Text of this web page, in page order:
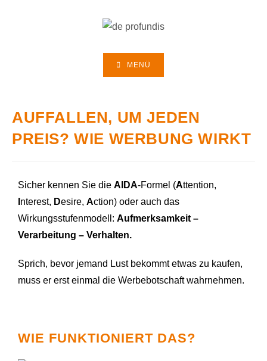
MENÜ
AUFFALLEN, UM JEDEN
PREIS? WIE WERBUNG WIRKT
Sicher kennen Sie die AIDA-Formel (Attention,
nterest, Desire, Action) oder auch das
Wirkungsstufenmodell: Aufmerksamkeit –
Verarbeitung – Verhalten.
Sprich, bevor jemand Lust bekommt etwas zu kaufen,
muss er erst einmal die Werbebotschaft wahrnehmen.
WIE FUNKTIONIERT DAS?